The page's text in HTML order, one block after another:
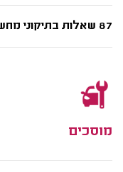
87 שאלות בתיקוני מחשבים ולפטופים
מוסכים